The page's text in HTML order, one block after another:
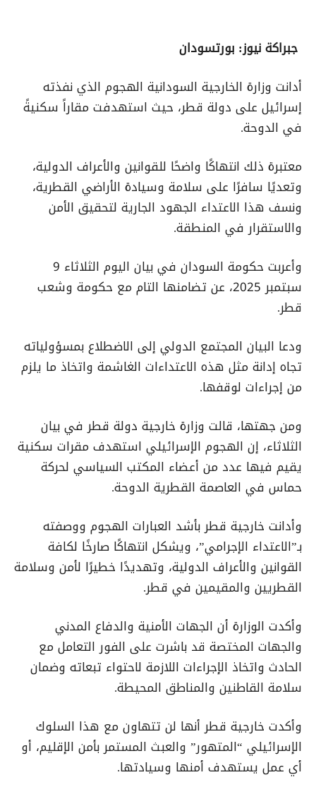
جبراكة نيوز: بورتسودان
أدانت وزارة الخارجية السودانية الهجوم الذي نفذته
إسرائيل على دولة قطر، حيث استهدفت مقاراً سكنيةً
في الدوحة.
معتبرة ذلك انتهاكًا واضحًا للقوانين والأعراف الدولية،
وتعديًا سافرًا على سلامة وسيادة الأراضي القطرية،
ونسف هذا الاعتداء الجهود الجارية لتحقيق الأمن
والاستقرار في المنطقة.
وأعربت حكومة السودان في بيان اليوم الثلاثاء 9
سبتمبر 2025، عن تضامنها التام مع حكومة وشعب
قطر.
ودعا البيان المجتمع الدولي إلى الاضطلاع بمسؤولياته
تجاه إدانة مثل هذه الاعتداءات الغاشمة واتخاذ ما يلزم
من إجراءات لوقفها.
ومن جهتها، قالت وزارة خارجية دولة قطر في بيان
الثلاثاء، إن الهجوم الإسرائيلي استهدف مقرات سكنية
يقيم فيها عدد من أعضاء المكتب السياسي لحركة
حماس في العاصمة القطرية الدوحة.
وأدانت خارجية قطر بأشد العبارات الهجوم ووصفته
بـ”الاعتداء الإجرامي”، ويشكل انتهاكًا صارخًا لكافة
القوانين والأعراف الدولية، وتهديدًا خطيرًا لأمن وسلامة
القطريين والمقيمين في قطر.
وأكدت الوزارة أن الجهات الأمنية والدفاع المدني
والجهات المختصة قد باشرت على الفور التعامل مع
الحادث واتخاذ الإجراءات اللازمة لاحتواء تبعاته وضمان
سلامة القاطنين والمناطق المحيطة.
وأكدت خارجية قطر أنها لن تتهاون مع هذا السلوك
الإسرائيلي “المتهور” والعبث المستمر بأمن الإقليم، أو
أي عمل يستهدف أمنها وسيادتها.